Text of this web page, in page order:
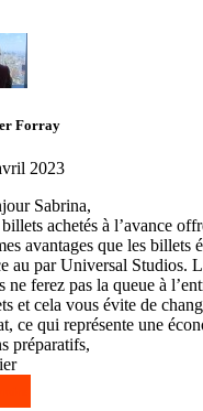
Forray
2023
Sabrina,
achetés à l’avance
avantages que les billets
au par Universal Studios.
ne ferez pas la queue à
et cela vous évite de
ce qui représente une
préparatifs,